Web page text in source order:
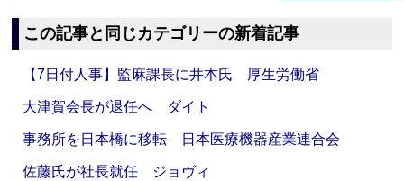
この記事と同じカテゴリーの新着記事
【7日付人事】監麻課長に井本氏 厚生労働省
大津賀会長が退任へ ダイト
事務所を日本橋に移転 日本医療機器産業連合会
佐藤氏が社長就任 ジョヴィ